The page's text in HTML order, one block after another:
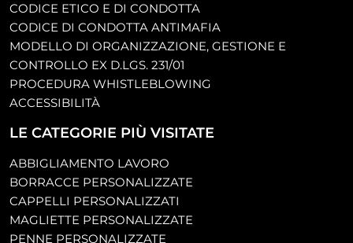
CODICE ETICO E DI CONDOTTA
CODICE DI CONDOTTA ANTIMAFIA
MODELLO DI ORGANIZZAZIONE, GESTIONE E
CONTROLLO EX D.LGS. 231/01
PROCEDURA WHISTLEBLOWING
ACCESSIBILITÀ
LE CATEGORIE PIÙ VISITATE
ABBIGLIAMENTO LAVORO
BORRACCE PERSONALIZZATE
CAPPELLI PERSONALIZZATI
MAGLIETTE PERSONALIZZATE
PENNE PERSONALIZZATE